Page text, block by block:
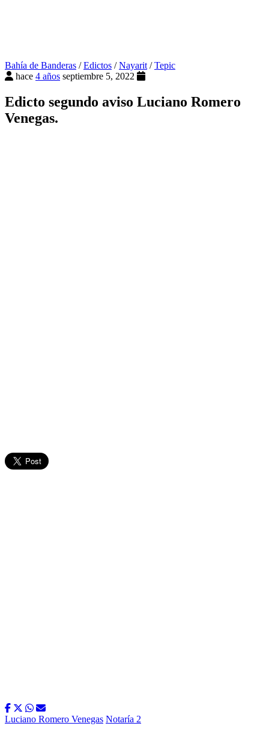
Bahía de Banderas /Edictos /Nayarit/Tepic
hace 4 años septiembre 5, 2022
Edicto segundo aviso Luciano Romero
Venegas.
Luciano Romero Venegas Notaría 2